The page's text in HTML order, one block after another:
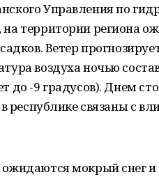
Управления по
территории региона
Ветер
воздуха ночью
до -9 градусов). Днем
республике связаны с
мокрый снег и